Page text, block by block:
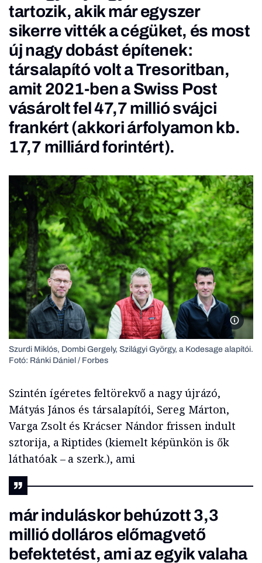
tartozik, akik már egyszer
sikerre vitték a cégüket, és most
új nagy dobást építenek:
társalapító volt a Tresoritban,
amit 2021-bena Swiss Post
vásárolt fel47,7 millió svájci
frankért (akkori árfolyamon kb.
17,7 milliárd forintért).
Szurdi
Szurdi Miklós, Dombi Gergely, Szilágyi György, a Kodesage alapítói.
Fotó: Ránki Dániel / Forbes
Szintén ígéretes feltörekvő a nagy újrázó,
Mátyás János és társalapítói, Sereg Márton,
Varga Zsolt és Krácser Nándor frissen indult
sztorija, a Riptides (kiemelt képünkön is ők
láthatóak – a szerk.), ami
már induláskor behúzott 3,3
millió dolláros előmagvető
befektetést, ami az egyik valaha